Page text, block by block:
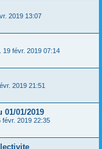
2019 13:07
19 févr. 2019 07:14
2019 21:51
01/01/2019
févr. 2019 22:35